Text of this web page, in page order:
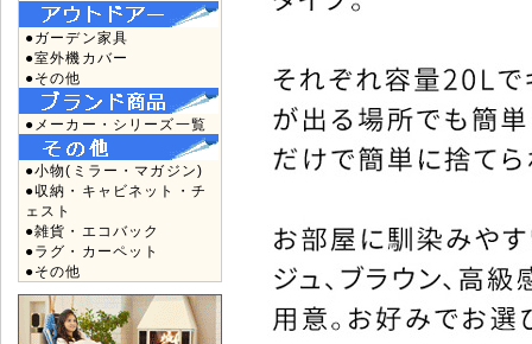
●ガーデン家具
●室外機カバー
●その他
●メーカー・シリーズ一覧
●小物(ミラー・マガジン)
●収納・キャビネット・チ
ェスト
●雑貨・エコバック
●ラグ・カーペット
●その他